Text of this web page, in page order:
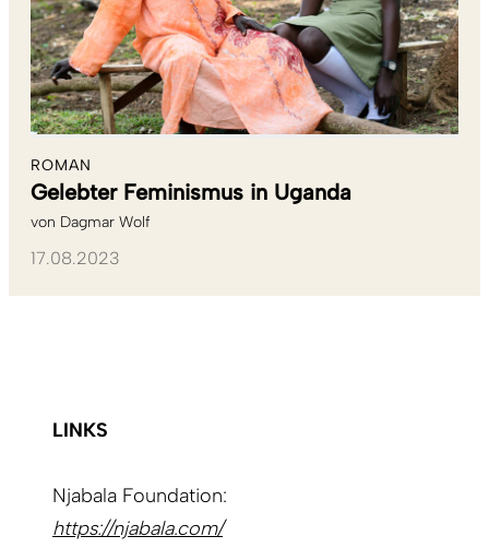
ROMAN
Gelebter Feminismus in Uganda
von Dagmar Wolf
17.08.2023
LINKS
Njabala Foundation:
https://njabala.com/